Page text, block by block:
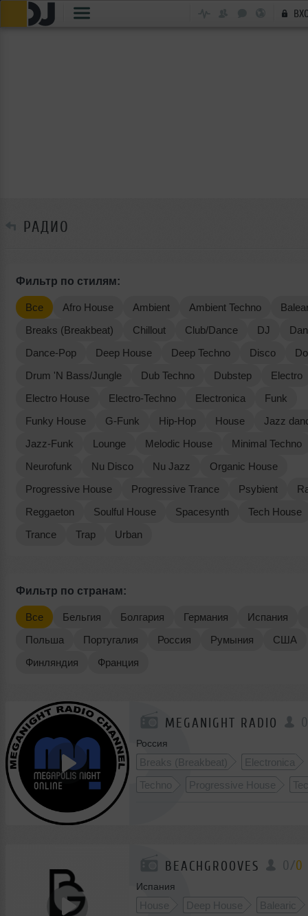
РАДИО
Фильтр по стилям:
Все Afro House Ambient Ambient Techno
Breaks (Breakbeat)
Chillout Club/Dance DJ
Dance-Pop
Deep House Deep Techno Disco
Drum 'N Bass/Jungle
Dub Techno Dubstep
Electro
Electro House
Electro-Techno Electronica
Funk
Funky House
G-Funk Hip-Hop House
Jazz
Jazz-Funk
Lounge Melodic House
Minimal Techno
Neurofunk
Nu Disco Nu Jazz
Organic House
Progressive House
Progressive Trance Psybient
Reggaeton
Soulful House Spacesynth
Tech House
Trance
Trap Urban
Фильтр по странам:
Все Бельгия Болгария Германия Испания
Польша
Португалия Россия Румыния
США
Финляндия
Франция
MEGANIGHT RADIO 0
Россия
Breaks (Breakbeat)
Electronica
Techno
Progressive House
BEACHGROOVES 0/0
Испания
House Deep House
Balearic